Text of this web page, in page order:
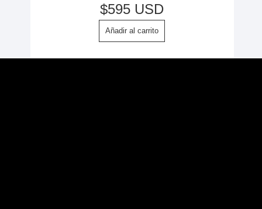
$595 USD
Añadir al carrito